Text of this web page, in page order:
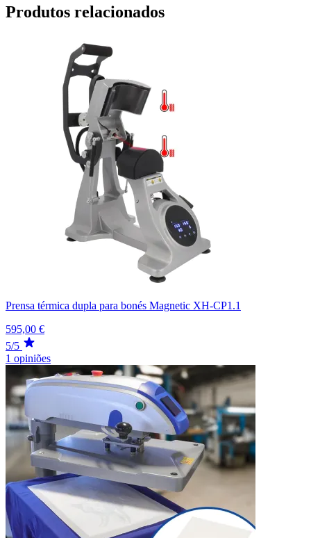
Produtos relacionados
Prensa térmica dupla para bonés Magnetic XH-CP1.1
595,00 €
5/5
1 opiniões